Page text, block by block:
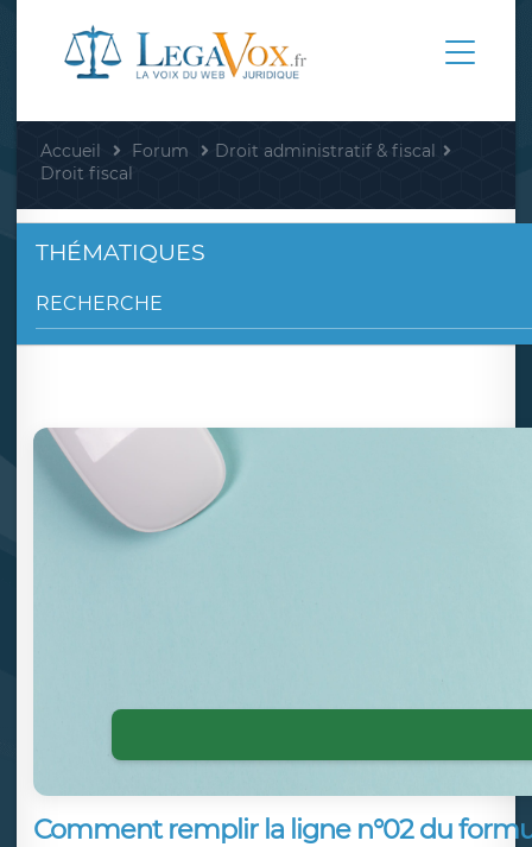
Accueil Forum
Droit administratif & fiscal
Droit fiscal
Comment remplir la ligne n°02 du
THÉMATIQUES